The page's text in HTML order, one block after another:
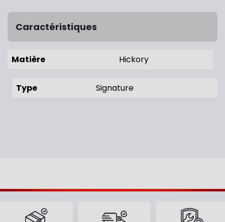
Caractéristiques
Matière Hickory
Type Signature